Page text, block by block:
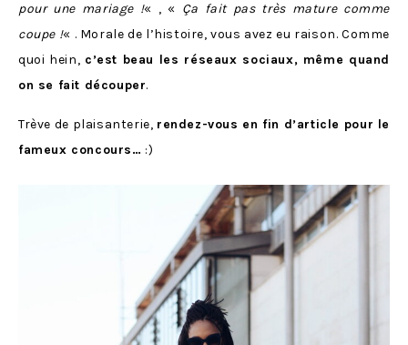
pour une mariage !« , « Ça fait pas très mature comme
coupe !« . Morale de l’histoire, vous avez eu raison. Comme
quoi hein, c’est beau les réseaux sociaux, même quand
on se fait découper.
Trève de plaisanterie, rendez-vous en fin d’article pour le
fameux concours… :)